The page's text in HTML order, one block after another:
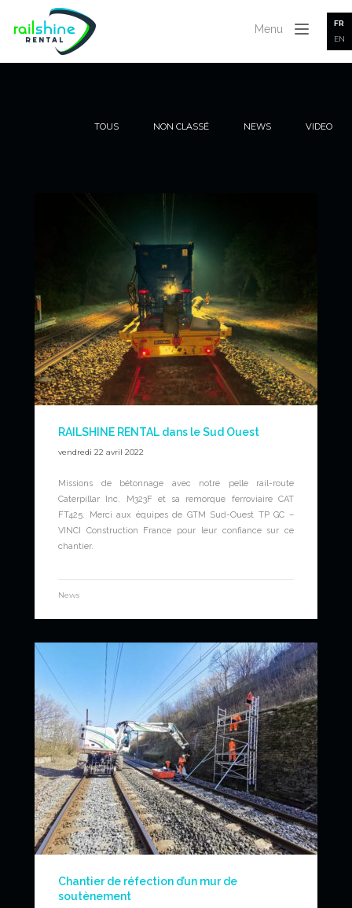
Menu
FR
EN
TOUS NON CLASSÉ NEWS VIDEO
RAILSHINE RENTAL dans le Sud Ouest
vendredi 22 avril 2022
Missions de bétonnage avec notre pelle rail-route
Caterpillar Inc. M323F et sa remorque ferroviaire CAT
FT425. Merci aux équipes de GTM Sud-Ouest TP GC –
VINCI Construction France pour leur confiance sur ce
chantier.
News
Chantier de réfection d’un mur de
soutènement